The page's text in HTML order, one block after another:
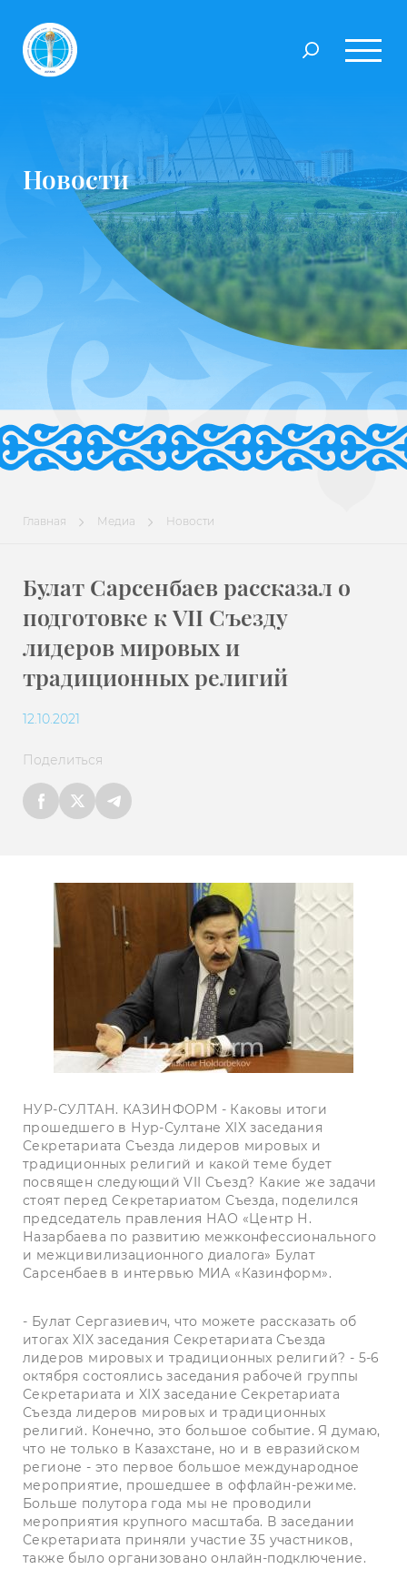
Новости
Главная Медиа Новости
Булат Сарсенбаев рассказал о
подготовке к VII Съезду
лидеров мировых и
традиционных религий
12.10.2021
Поделиться
НУР-СУЛТАН. КАЗИНФОРМ - Каковы итоги
прошедшего в Нур-Султане XIX заседания
Секретариата Съезда лидеров мировых и
традиционных религий и какой теме будет
посвящен следующий VII Съезд? Какие же задачи
стоят перед Секретариатом Съезда, поделился
председатель правления НАО «Центр Н.
Назарбаева по развитию межконфессионального
и межцивилизационного диалога» Булат
Сарсенбаев в интервью МИА «Казинформ».
- Булат Сергазиевич, что можете рассказать об
итогах XIX заседания Секретариата Съезда
лидеров мировых и традиционных религий? - 5-6
октября состоялись заседания рабочей группы
Секретариата и XIX заседание Секретариата
Съезда лидеров мировых и традиционных
религий. Конечно, это большое событие. Я думаю,
что не только в Казахстане, но и в евразийском
регионе - это первое большое международное
мероприятие, прошедшее в оффлайн-режиме.
Больше полутора года мы не проводили
мероприятия крупного масштаба. В заседании
Секретариата приняли участие 35 участников,
также было организовано онлайн-подключение.